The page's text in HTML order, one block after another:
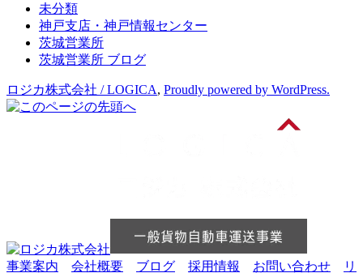
未分類
神戸支店・神戸情報センター
茨城営業所
茨城営業所 ブログ
ロジカ株式会社 / LOGICA, Proudly powered by WordPress.
事業案内 会社概要 ブログ 採用情報 お問い合わせ リ